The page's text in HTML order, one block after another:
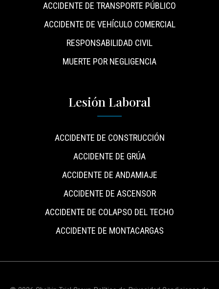
ACCIDENTE DE TRANSPORTE PÚBLICO
ACCIDENTE DE VEHÍCULO COMERCIAL
RESPONSABILIDAD CIVIL
MUERTE POR NEGLIGENCIA
Lesión Laboral
ACCIDENTE DE CONSTRUCCIÓN
ACCIDENTE DE GRÚA
ACCIDENTE DE ANDAMIAJE
ACCIDENTE DE ASCENSOR
ACCIDENTE DE COLAPSO DEL TECHO
ACCIDENTE DE MONTACARGAS